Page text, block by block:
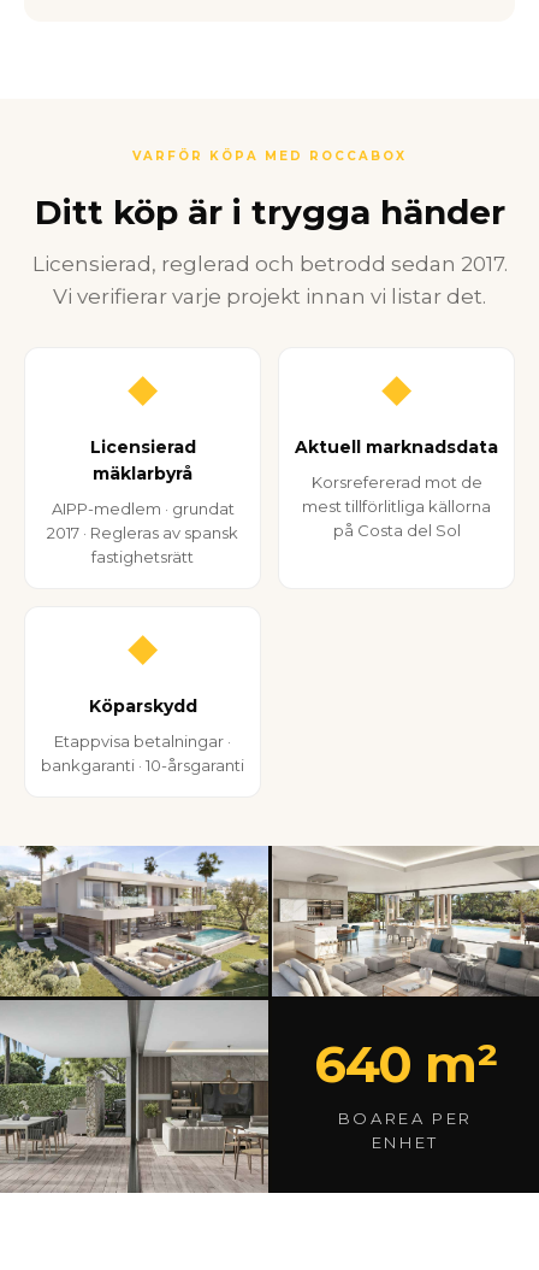
VARFÖR KÖPA MED ROCCABOX
Ditt köp är i trygga händer
Licensierad, reglerad och betrodd sedan 2017.
Vi verifierar varje projekt innan vi listar det.
◆
Licensierad
mäklarbyrå
AIPP-medlem · grundat
2017 · Regleras av spansk
fastighetsrätt
◆
Aktuell marknadsdata
Korsrefererad mot de
mest tillförlitliga källorna
på Costa del Sol
◆
Köparskydd
Etappvisa betalningar ·
bankgaranti · 10-årsgaranti
640 m²
BOAREA PER
ENHET